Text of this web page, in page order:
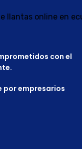
con el
por empresarios